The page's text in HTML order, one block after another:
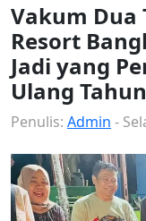
Vakum Dua
Resort
Jadi yang
Ulang
Penulis: Admin -